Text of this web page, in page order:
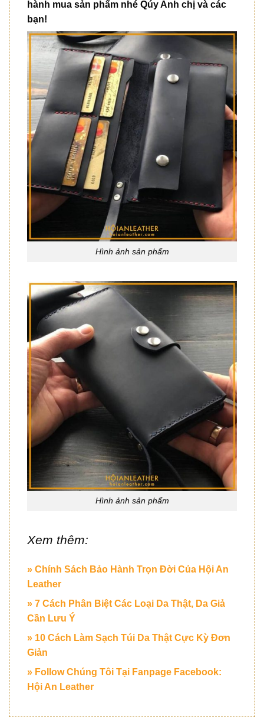
hành mua sản phẩm nhé Qúy Anh chị và các
bạn!
Hình ảnh sản phẩm
Hình ảnh sản phẩm
Xem thêm:
» Chính Sách Bảo Hành Trọn Đời Của Hội An
Leather
» 7 Cách Phân Biệt Các Loại Da Thật, Da Giả
Cần Lưu Ý
» 10 Cách Làm Sạch Túi Da Thật Cực Kỳ Đơn
Giản
» Follow Chúng Tôi Tại Fanpage Facebook:
Hội An Leather